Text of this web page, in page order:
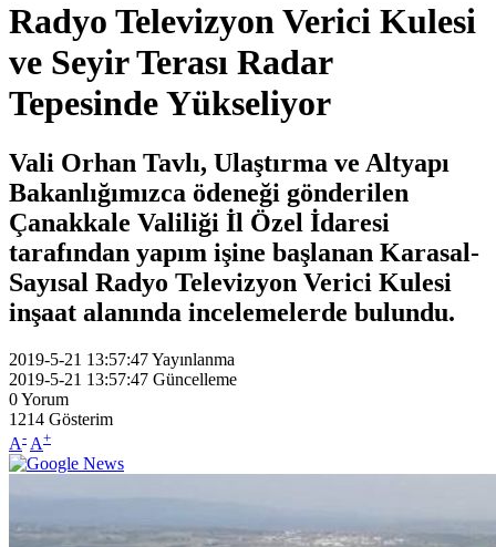
Radyo Televizyon Verici Kulesi
ve Seyir Terası Radar
Tepesinde Yükseliyor
Vali Orhan Tavlı, Ulaştırma ve Altyapı
Bakanlığımızca ödeneği gönderilen
Çanakkale Valiliği İl Özel İdaresi
tarafından yapım işine başlanan Karasal-
Sayısal Radyo Televizyon Verici Kulesi
inşaat alanında incelemelerde bulundu.
2019-5-21 13:57:47Yayınlanma
2019-5-21 13:57:47 Güncelleme
0Yorum
1214 Gösterim
A- A+